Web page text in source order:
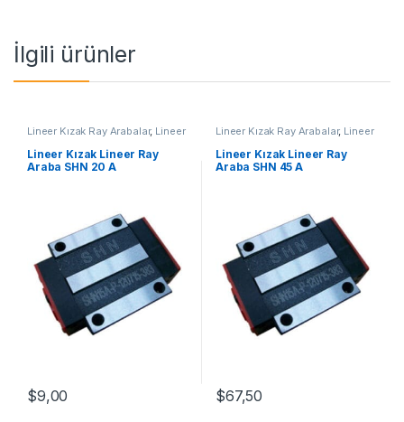
İlgili ürünler
Lineer Kızak Ray Arabalar, Lineer
Ürünler
Lineer Kızak Lineer Ray
Araba SHN 20 A
$9,00
Lineer Kızak Ray Arabalar, Lineer
Ürünler
Lineer Kızak Lineer Ray
Araba SHN 45 A
$67,50